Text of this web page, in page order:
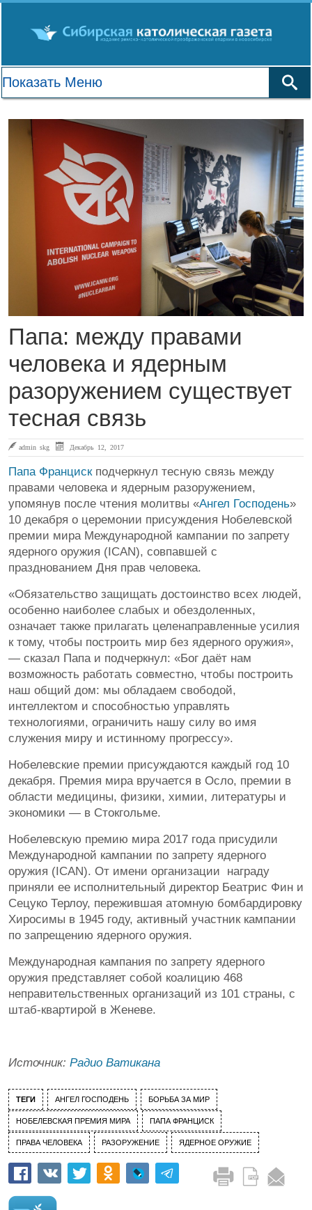
Папа: между правами
человека и ядерным
разоружением существует
тесная связь
admin skg Декабрь 12, 2017
Папа Францискподчеркнул тесную связь между
правами человека и ядерным разоружением,
упомянув после чтения молитвы «Ангел Господень»
10 декабря о церемонии присуждения Нобелевской
премии мира Международной кампании по запрету
ядерного оружия (ICAN), совпавшей с
празднованием Дня прав человека.
«Обязательство защищать достоинство всех людей,
особенно наиболее слабых и обездоленных,
означает также прилагать целенаправленные усилия
к тому, чтобы построить мир без ядерного оружия»,
— сказал Папа и подчеркнул: «Бог даёт нам
возможность работать совместно, чтобы построить
наш общий дом: мы обладаем свободой,
интеллектом и способностью управлять
технологиями, ограничить нашу силу во имя
служения миру и истинному прогрессу».
Нобелевские премии присуждаются каждый год 10
декабря. Премия мира вручается в Осло, премии в
области медицины, физики, химии, литературы и
экономики — в Стокгольме.
Нобелевскую премию мира 2017 года присудили
Международной кампании по запрету ядерного
оружия (ICAN). От имени организации награду
приняли ее исполнительный директор Беатрис Фин и
Сецуко Терлоу, пережившая атомную бомбардировку
Хиросимы в 1945 году, активный участник кампании
по запрещению ядерного оружия.
Международная кампания по запрету ядерного
оружия представляет собой коалицию 468
неправительственных организаций из 101 страны, с
штаб-квартирой в Женеве.
Источник: Радио Ватикана
ТЕГИ АНГЕЛ ГОСПОДЕНЬ БОРЬБА ЗА МИР
НОБЕЛЕВСКАЯ ПРЕМИЯ МИРА ПАПА ФРАНЦИСК
ПРАВА ЧЕЛОВЕКА РАЗОРУЖЕНИЕ ЯДЕРНОЕ ОРУЖИЕ